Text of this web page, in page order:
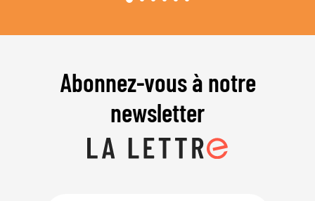
Abonnez-vous à notre
newsletter